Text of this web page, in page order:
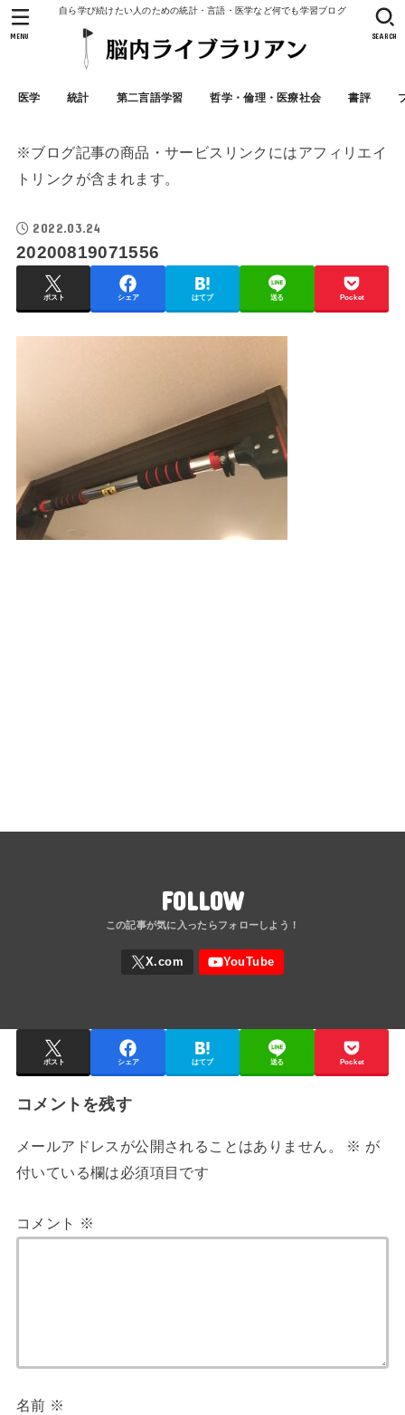
自ら学び続けたい人のための統計・言語・医学など何でも学習ブログ
医学 統計 第二言語学習 哲学・倫理・医療社会 書評
SEARCH
MENU
※ブログ記事の商品・サービスリンクにはアフィリエイ
トリンクが含まれます。
2022.03.24
20200819071556
ポスト シェア はてブ 送る Pocket
FOLLOW
ポスト シェア はてブ 送る Pocket
コメントを残す
メールアドレスが公開されることはありません。 ※ が
付いている欄は必須項目です
コメント ※
名前 ※